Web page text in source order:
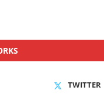
TWITTER